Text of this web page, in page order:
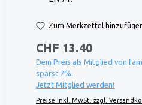
Zum Merkzettel
CHF 13.40
Dein Preis als Mitglied von
sparst 7%.
Jetzt Mitglied werden!
Preise inkl. MwSt. zzgl.